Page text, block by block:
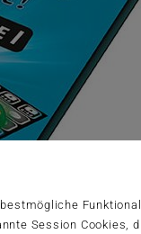
Session Cookies,